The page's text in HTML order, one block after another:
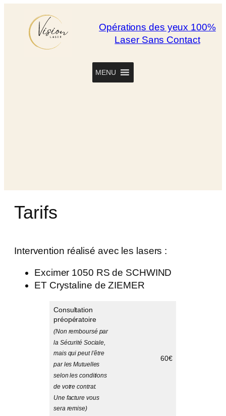
Opérations des yeux 100%
Laser Sans Contact
MENU
Tarifs
Intervention réalisé avec les lasers :
Excimer 1050 RS de SCHWIND
ET Crystaline de ZIEMER
Consultation
préopératoire
(Non remboursé par
la Sécurité Sociale,
mais qui peut l’être
par les Mutuelles
selon les conditions
de votre contrat.
Une facture vous
sera remise)
60€